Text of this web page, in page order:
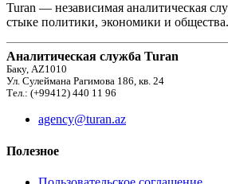
Turan — независимая аналитическая
стыке политики, экономики и общества.
Аналитическая служба Turan
Баку, AZ1010
Ул. Сулеймана Рагимова 186, кв. 24
Тел.: (+99412) 440 11 96
agency@turan.az
Полезное